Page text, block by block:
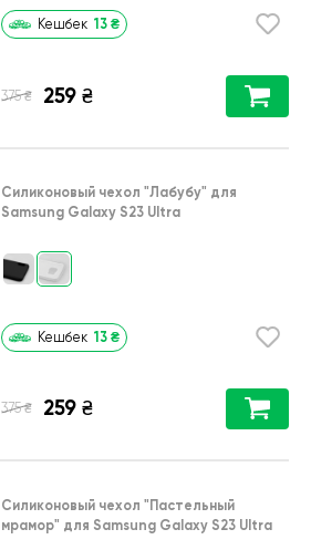
Кешбек 13 ₴
375 ₴ 259 ₴
Силиконовый чехол "Лабубу" для
Samsung Galaxy S23 Ultra
Кешбек 13 ₴
375 ₴ 259 ₴
Силиконовый чехол "Пастельный
мрамор" для Samsung Galaxy S23 Ultra